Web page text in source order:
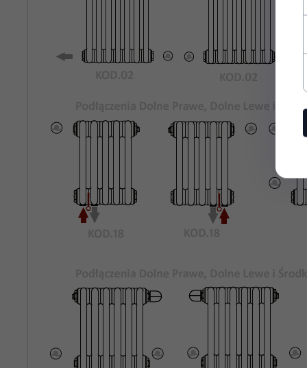
Bocznych:
Maksymalne
Ciśnienie
Temperatura
Pracy: